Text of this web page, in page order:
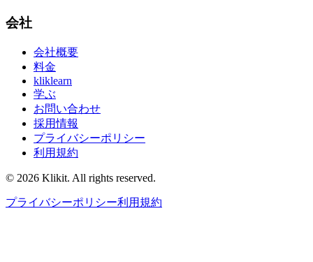
会社
会社概要
料金
kliklearn
学ぶ
お問い合わせ
採用情報
プライバシーポリシー
利用規約
© 2026 Klikit. All rights reserved.
プライバシーポリシー利用規約